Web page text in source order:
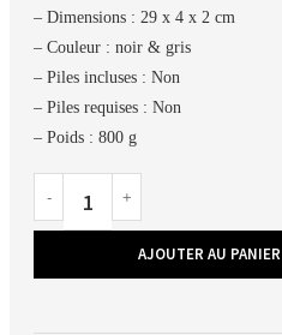
– Dimensions : 29 x 4 x 2 cm
– Couleur : noir & gris
– Piles incluses : Non
– Piles requises : Non
– Poids : 800 g
AJOUTER AU PANIER